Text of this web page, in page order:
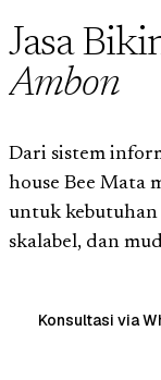
Jasa
Ambon
Dari sistem
house Bee Mata
untuk kebutuhan
skalabel, dan
Konsultasi via